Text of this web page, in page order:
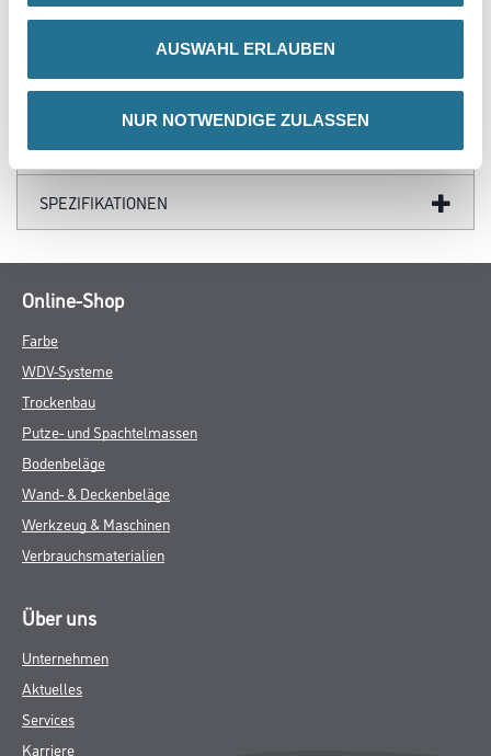
AUSWAHL ERLAUBEN
NUR NOTWENDIGE ZULASSEN
GEFAHRENHINWEISE
DATENBLÄTTER
SPEZIFIKATIONEN
Online-Shop
Farbe
WDV-Systeme
Trockenbau
Putze- und Spachtelmassen
Bodenbeläge
Wand- & Deckenbeläge
Werkzeug & Maschinen
Verbrauchsmaterialien
Über uns
Unternehmen
Aktuelles
Services
Karriere